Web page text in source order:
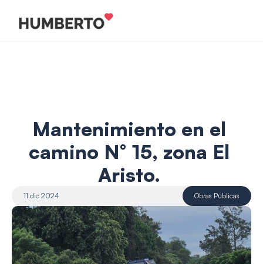
Mantenimiento en el
camino N° 15, zona El
Aristo.
11 dic 2024 Obras Públicas